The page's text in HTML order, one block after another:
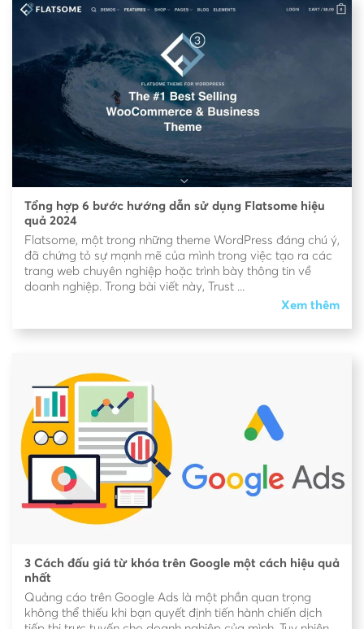
Tổng hợp 6 bước hướng dẫn sử dụng Flatsome hiệu
quả 2024
Flatsome, một trong những theme WordPress đáng chú ý,
đã chứng tỏ sự mạnh mẽ của mình trong việc tạo ra các
trang web chuyên nghiệp hoặc trình bày thông tin về
doanh nghiệp. Trong bài viết này, Trust ...
Xem thêm
3 Cách đấu giá từ khóa trên Google một cách hiệu quả
nhất
Quảng cáo trên Google Ads là một phần quan trọng
không thể thiếu khi bạn quyết định tiến hành chiến dịch